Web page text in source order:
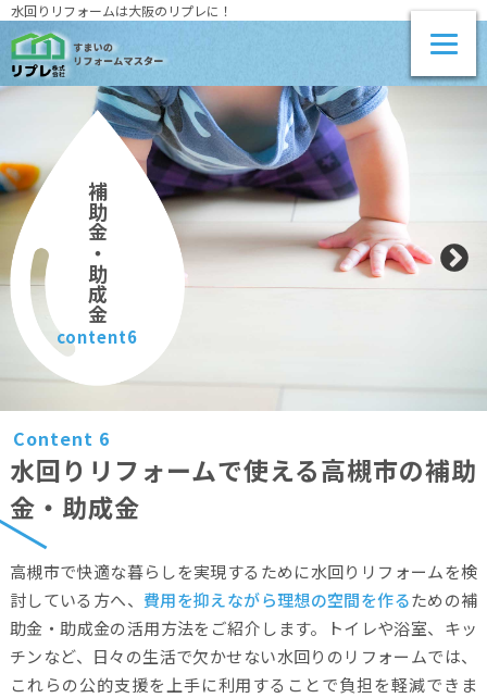
水回りリフォームは大阪のリプレに！
補助金・助成金
content6
Content 6
水回りリフォームで使える高槻市の補助
金・助成金
高槻市で快適な暮らしを実現するために水回りリフォームを検
討している方へ、 費用を抑えながら理想の空間を作るための補
助金・助成金の活用方法をご紹介します。トイレや浴室、キッ
チンなど、日々の生活で欠かせない水回りのリフォームでは、
これらの公的支援を上手に利用することで負担を軽減できま